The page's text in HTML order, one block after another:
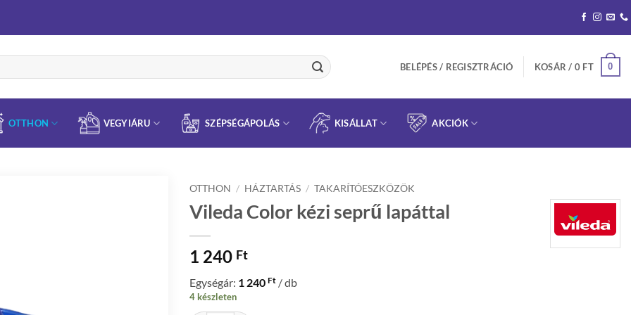
BELÉPÉS / REGISZTRÁCIÓ KOSÁR / 0 FT 0
OTTHON VEGYIÁRU SZÉPSÉGÁPOLÁS KISÁLLAT AKCIÓK
OTTHON / HÁZTARTÁS / TAKARÍTÓESZKÖZÖK
Vileda Color kézi seprű lapáttal
1 240 Ft
Egységár: 1 240 Ft / db
4 készleten